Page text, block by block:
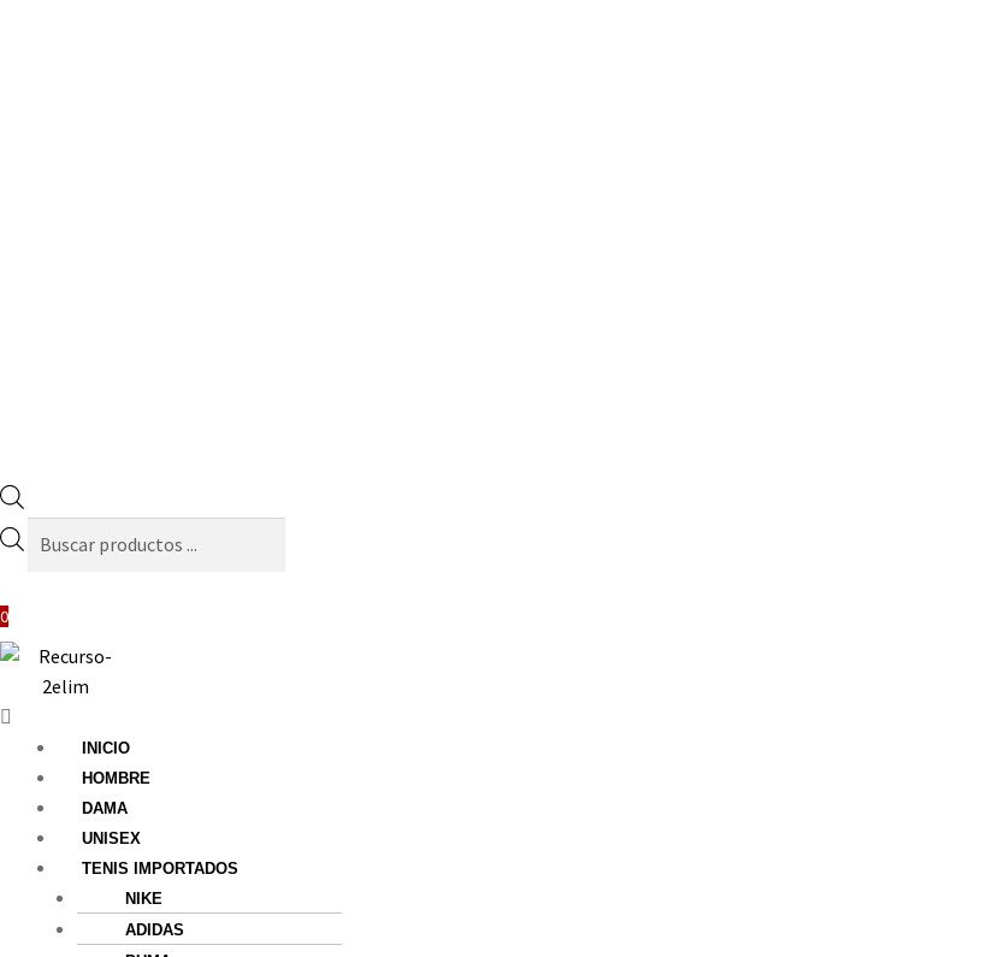
0
Menú
INICIO
HOMBRE
DAMA
UNISEX
TENIS IMPORTADOS
NIKE
ADIDAS